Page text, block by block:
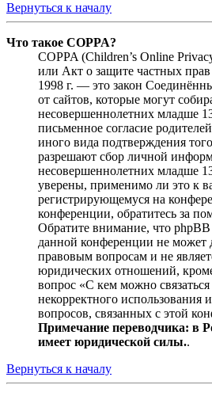
Вернуться к началу
Что такое COPPA?
COPPA (Children’s Online
или Акт о защите частных прав
1998 г. — это закон
от сайтов, которые могут
несовершеннолетних младше
письменное согласие
иного вида подтверждения
разрешают сбор личной
несовершеннолетних младше
уверены, применимо ли это к
регистрирующемуся на
конференции, обратитесь за
Обратите внимание, что
данной конференции не может
правовым вопросам и не
юридических отношений,
вопрос «С кем можно
некорректного использования
вопросов, связанных с этой
Примечание переводчика: в
имеет юридической силы..
Вернуться к началу